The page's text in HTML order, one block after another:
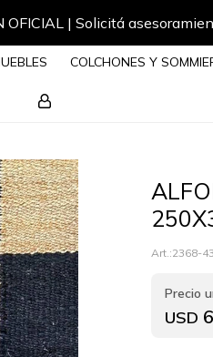
OFICIAL | Solicitá
COLCHONES Y
2368-
USD